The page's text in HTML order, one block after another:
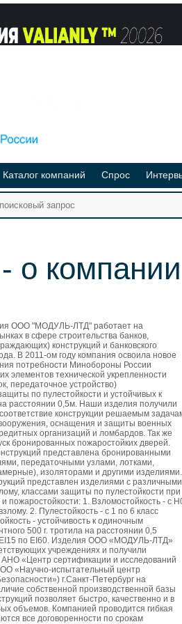
Каталог компаний Спрос
компании
ООО "МОДУЛЬ-ЛТД" работает на
в сфере строительства банков,
конструкций и банковского
В 2011-ом году компания освоила новое
потребности Минобороны России
элементов технической укрепленности
передаточное устройство)
по пулестойкости и устойчивых к
расстоянии 0,5м. Наши изделия получили
конструкции решаемым
оснащения и защиты военных
организаций и ломбардов. Так же
бронированных пожаростойких дверей.
представлена бронированными
передаточными узлами, лотками,
изоляторами и другими изделиями.
представлен изделиями с различными
классами защиты по пулестойкости при
пожаростойкости: 1. Взломостойкость - с
2. Пулестойкость - с 1 по 6 класс
- устойчивость к одиночным
500 г. тротила на расстоянии 0,5
ЕI15 по ЕI60. Изделия ООО «МОДУЛЬ-ЛТД»
учреждениях и получили
АНО «Центр сертификации и исследований
«Научно-испытательный центр
г.Санкт-Петербург на
собственной производственной базы
позволяет быстро, качественно и в
объемов. Компанией проводится гибкая
все договоренности по срокам